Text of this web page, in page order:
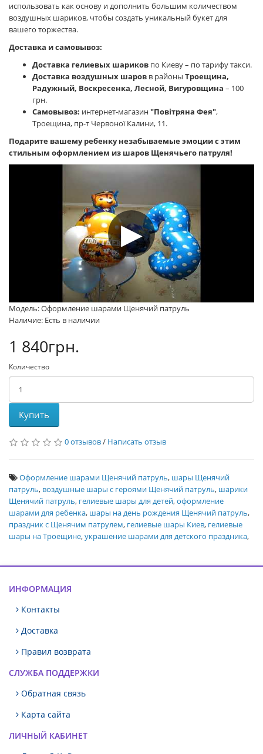
использовать как основу и дополнить большим количеством
воздушных шариков, чтобы создать уникальный букет для
вашего торжества.
Доставка и самовывоз:
Доставка гелиевых шариков по Киеву – по тарифу такси.
Доставка воздушных шаров в районы Троещина,
Радужный, Воскресенка, Лесной, Вигуровщина – 100
грн.
Самовывоз: интернет-магазин"Повітряна Фея",
Троещина, пр-т Червоної Калини, 11.
Подарите вашему ребенку незабываемые эмоции с этим
стильным оформлением из шаров Щенячьего патруля!
Модель: Оформление шарами Щенячий патруль
Наличие: Есть в наличии
1 840грн.
Количество
Купить
0 отзывов/ Написать отзыв
Оформление шарами Щенячий патруль, шары Щенячий
патруль, воздушные шары с героями Щенячий патруль, шарики
Щенячий патруль, гелиевые шары для детей,оформление
шарами для ребенка, шары на день рождения Щенячий патруль,
праздник с Щенячим патрулем, гелиевые шары Киев, гелиевые
шары на Троещине,украшение шарами для детского праздника,
ИНФОРМАЦИЯ
Контакты
Доставка
Правил возврата
СЛУЖБА ПОДДЕРЖКИ
Обратная связь
Карта сайта
ЛИЧНЫЙ КАБИНЕТ